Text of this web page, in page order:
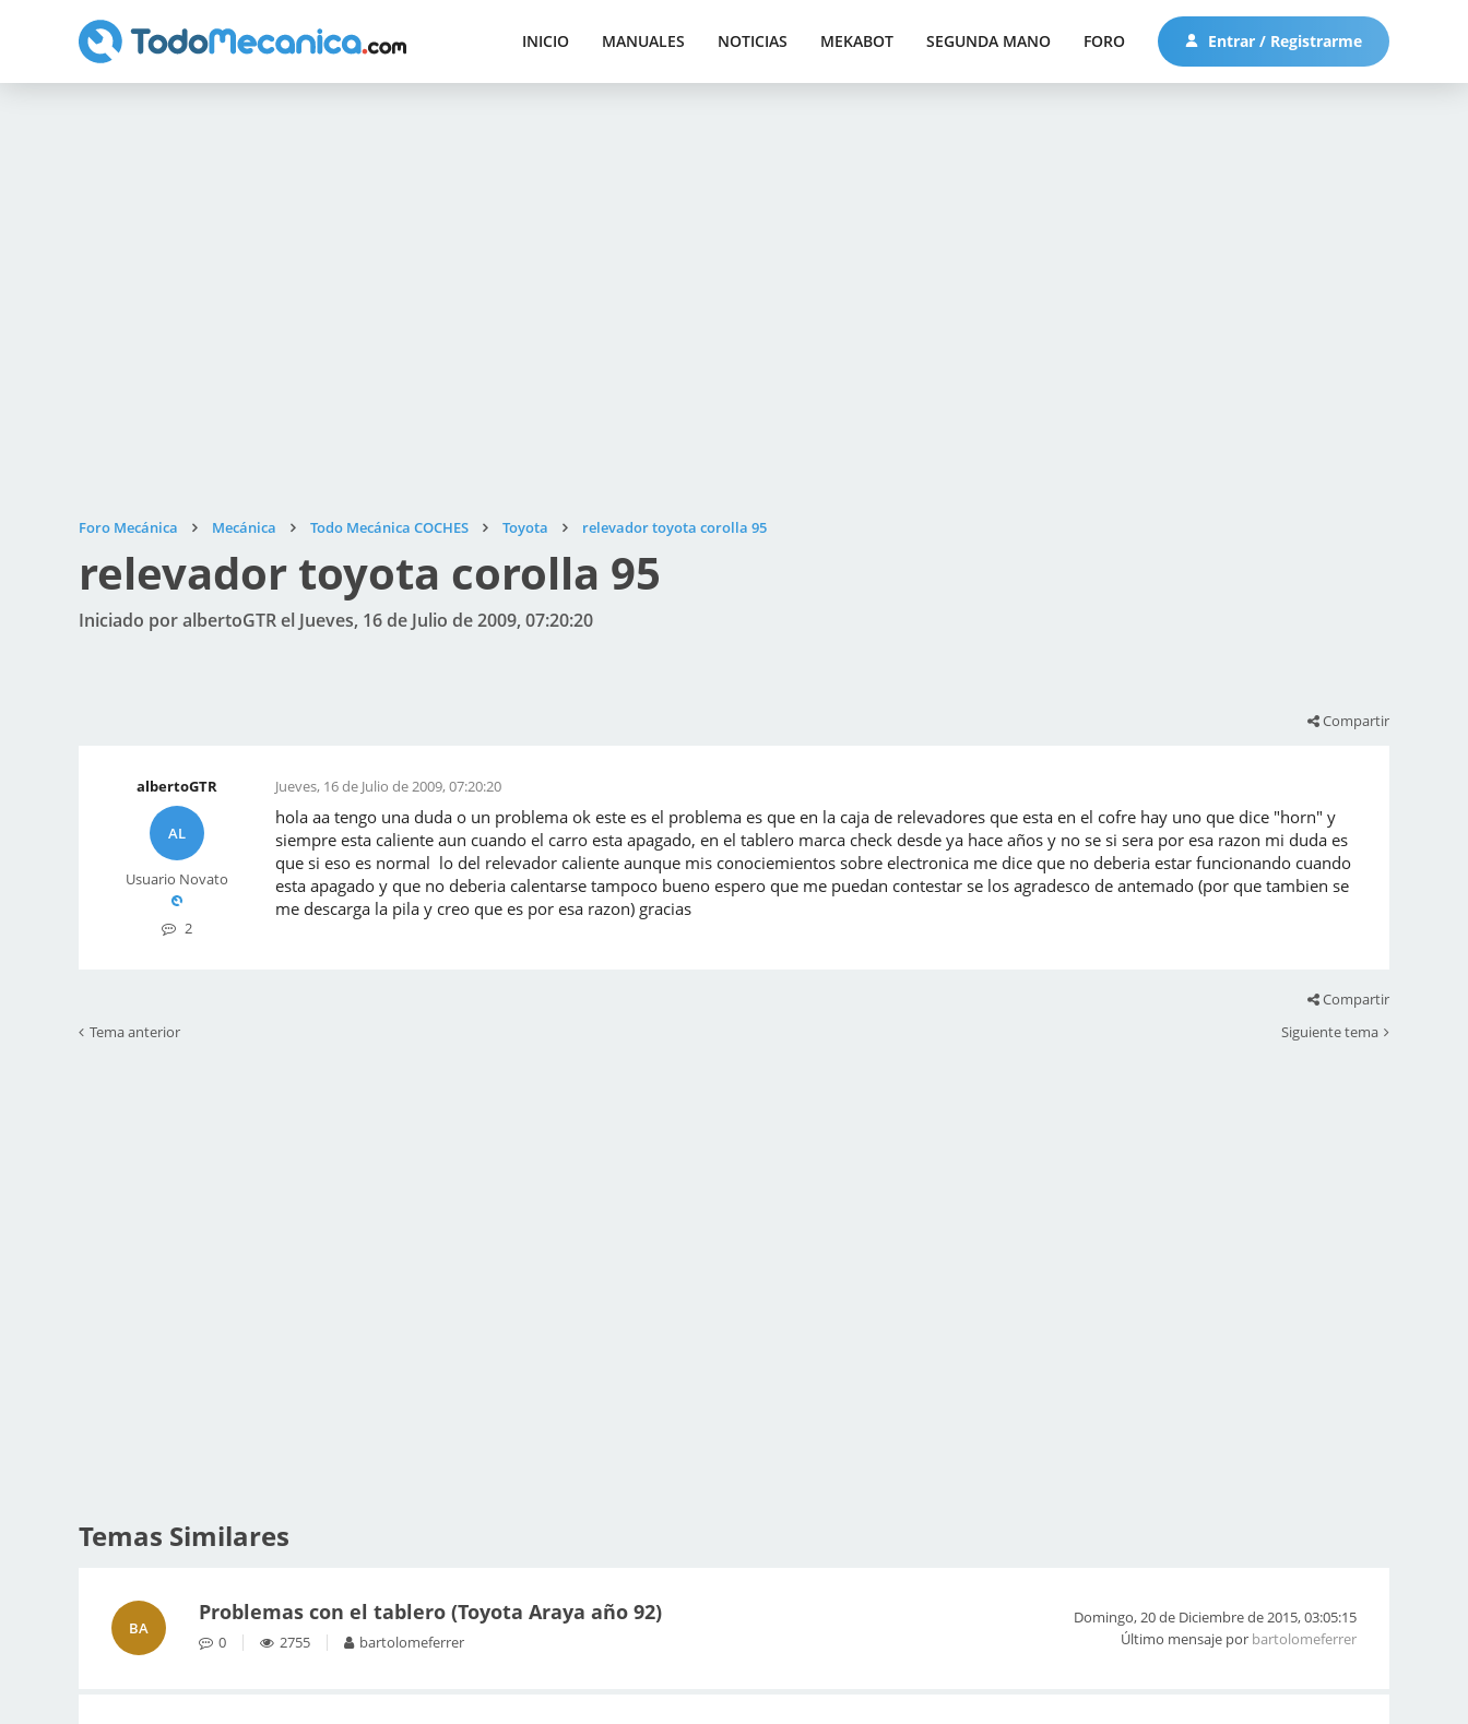
INICIO MANUALES NOTICIAS MEKABOT SEGUNDA MANO FORO Entrar / Registrarme
Foro Mecánica Mecánica Todo Mecánica COCHES Toyota relevador toyota corolla 95
relevador toyota corolla 95
Iniciado por albertoGTR el Jueves, 16 de Julio de 2009, 07:20:20
Compartir
albertoGTR
AL
Usuario Novato
2
Jueves, 16 de Julio de 2009, 07:20:20
hola aa tengo una duda o un problema ok este es el problema es que en la caja de relevadores que esta en el cofre hay uno que dice "horn" y
siempre esta caliente aun cuando el carro esta apagado, en el tablero marca check desde ya hace años y no se si sera por esa razon mi duda es
que si eso es normal lo del relevador caliente aunque mis conociemientos sobre electronica me dice que no deberia estar funcionando cuando
esta apagado y que no deberia calentarse tampoco bueno espero que me puedan contestar se los agradesco de antemado (por que tambien se
me descarga la pila y creo que es por esa razon) gracias
Compartir
Tema anterior
Siguiente tema
Temas Similares
BA
Problemas con el tablero (Toyota Araya año 92)
0 2755 bartolomeferrer
Domingo, 20 de Diciembre de 2015, 03:05:15
Último mensaje por bartolomeferrer